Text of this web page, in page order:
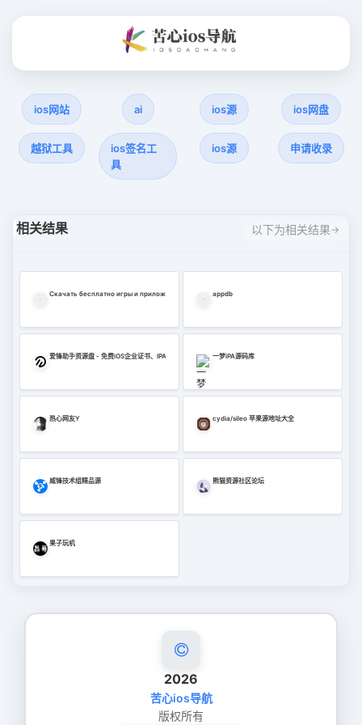
ios网站 ai ios源 ios网盘
越狱工具
ios签名工
具
ios源 申请收录
相关结果 以下为相关结果
Скачать бесплатно игры и приложения для iOS appdb
爱锋助手资源盘 - 免费iOS企业证书、IPA签名安装包、微信插件主题合集
一梦iPA源码库
热心网友Y cydia/sileo 苹果源地址大全
威锋技术组精品源 熊猫资源社区论坛
果子玩机
2026
苦心ios导航
版权所有